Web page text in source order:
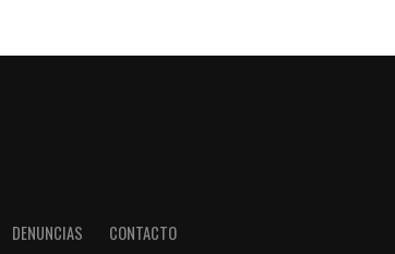
DENUNCIAS CONTACTO